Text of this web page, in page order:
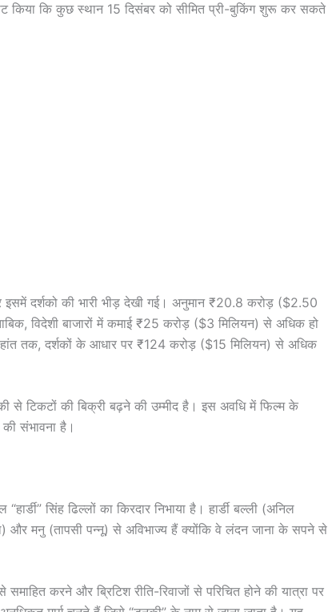
किया कि कुछ स्थान 15 दिसंबर को सीमित प्री-बुकिंग शुरू कर सकते
दर्शको की भारी भीड़ देखी गई। अनुमान ₹20.8 करोड़ ($2.50
विदेशी बाजारों में कमाई ₹25 करोड़ ($3 मिलियन) से अधिक हो
तक, दर्शकों के आधार पर ₹124 करोड़ ($15 मिलियन) से अधिक
टिकटों की बिक्री बढ़ने की उम्मीद है। इस अवधि में फिल्म के
संभावना है।
सिंह ढिल्लों का किरदार निभाया है। हार्डी बल्ली (अनिल
और मनु (तापसी पन्नू) से अविभाज्य हैं क्योंकि वे लंदन जाना के सपने से
करने और ब्रिटिश रीति-रिवाजों से परिचित होने की यात्रा पर